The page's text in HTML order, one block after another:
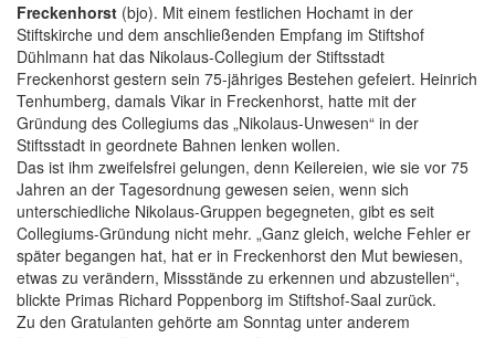
Freckenhorst (bjo). Mit einem festlichen Hochamt in der
Stiftskirche und dem anschließenden Empfang im Stiftshof
Dühlmann hat das Nikolaus-Collegium der Stiftsstadt
Freckenhorst gestern sein 75-jähriges Bestehen gefeiert. Heinrich
Tenhumberg, damals Vikar in Freckenhorst, hatte mit der
Gründung des Collegiums das „Nikolaus-Unwesen“ in der
Stiftsstadt in geordnete Bahnen lenken wollen.
Das ist ihm zweifelsfrei gelungen, denn Keilereien, wie sie vor 75
Jahren an der Tagesordnung gewesen seien, wenn sich
unterschiedliche Nikolaus-Gruppen begegneten, gibt es seit
Collegiums-Gründung nicht mehr. „Ganz gleich, welche Fehler er
später begangen hat, hat er in Freckenhorst den Mut bewiesen,
etwas zu verändern, Missstände zu erkennen und abzustellen“,
blickte Primas Richard Poppenborg im Stiftshof-Saal zurück.
Zu den Gratulanten gehörte am Sonntag unter anderem